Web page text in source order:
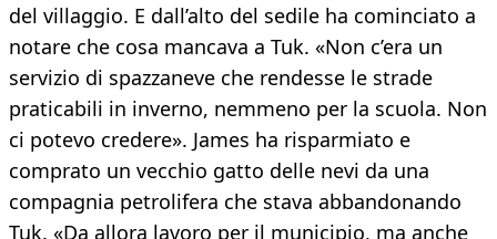
del villaggio. E dall’alto del sedile ha cominciato a
notare che cosa mancava a Tuk. «Non c’era un
servizio di spazzaneve che rendesse le strade
praticabili in inverno, nemmeno per la scuola. Non
ci potevo credere». James ha risparmiato e
comprato un vecchio gatto delle nevi da una
compagnia petrolifera che stava abbandonando
Tuk. «Da allora lavoro per il municipio, ma anche